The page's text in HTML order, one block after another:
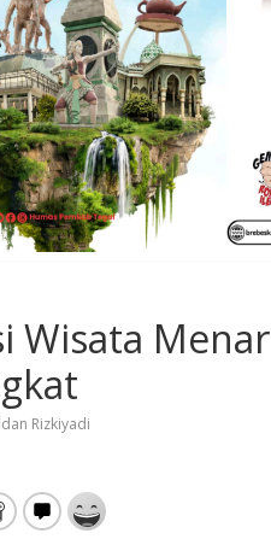
Wisata
Rizkiyadi